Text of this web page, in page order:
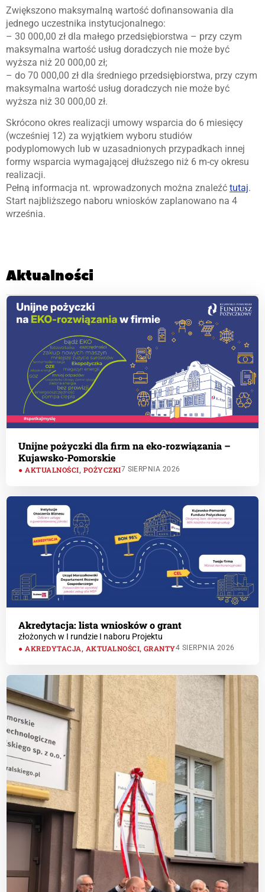
Zwiększono maksymalną wartość dofinansowania dla
jednego uczestnika instytucjonalnego:
– 30 000,00 zł dla małego przedsiębiorstwa – przy czym
maksymalna wartość usług doradczych nie może być
wyższa niż 20 000,00 zł;
– do 70 000,00 zł dla średniego przedsiębiorstwa, przy czym
maksymalna wartość usług doradczych nie może być
wyższa niż 30 000,00 zł.
Skrócono okres realizacji umowy wsparcia do 6 miesięcy
(wcześniej 12) za wyjątkiem wyboru studiów
podyplomowych lub w uzasadnionych przypadkach innej
formy wsparcia wymagającej dłuższego niż 6 m-cy okresu
realizacji.
Pełną informacja nt. wprowadzonych można znaleźć tutaj.
Start najbliższego naboru wniosków zaplanowano na 4
września.
Aktualności
Unijne pożyczki dla firm na eko-rozwiązania –
Kujawsko-Pomorskie
AKTUALNOŚCI, POŻYCZKI7 SIERPNIA 2026
Akredytacja: lista wniosków o grant
złożonych w I rundzie I naboru Projektu
AKREDYTACJA, AKTUALNOŚCI, GRANTY4 SIERPNIA 2026